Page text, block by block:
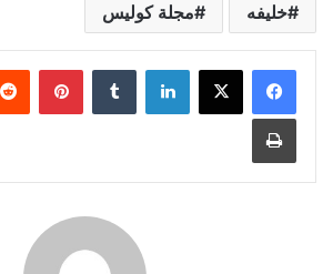
خليفه مجلة كوليس
لينكدإن
طباعة